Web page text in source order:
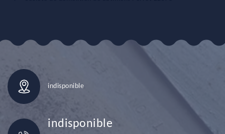
indisponible
indisponible